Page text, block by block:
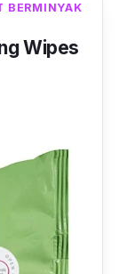
BERMINYAK
Wipes